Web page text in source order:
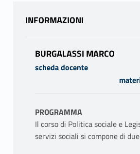
INFORMAZIONI
BURGALASSI MARCO
scheda docente
PROGRAMMA
Il corso di Politica sociale e
servizi sociali si compone di